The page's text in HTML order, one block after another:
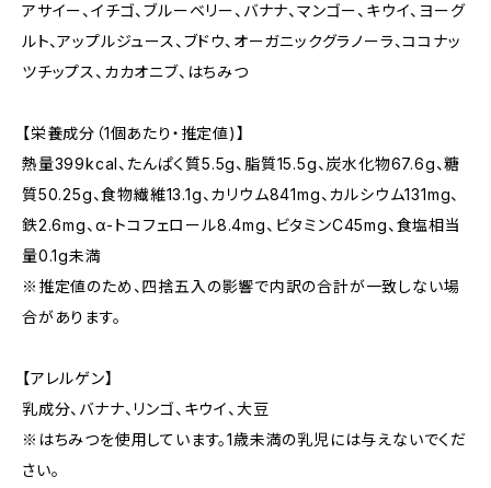
アサイー、イチゴ、ブルーベリー、バナナ、マンゴー、キウイ、ヨーグ
ルト、アップルジュース、ブドウ、オーガニックグラノーラ、ココナッ
ツチップス、カカオニブ、はちみつ
【栄養成分（1個あたり・推定値)】
熱量399kcal、たんぱく質5.5g、脂質15.5g、炭水化物67.6g、糖
質50.25g、食物繊維13.1g、カリウム841mg、カルシウム131mg、
鉄2.6mg、α-トコフェロール8.4mg、ビタミンC45mg、食塩相当
量0.1g未満
※推定値のため、四捨五入の影響で内訳の合計が一致しない場
合があります。
【アレルゲン】
乳成分、バナナ、リンゴ、キウイ、大豆
※はちみつを使用しています。1歳未満の乳児には与えないでくだ
さい。